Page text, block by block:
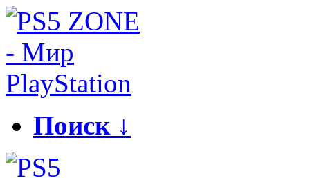
Поиск ↓